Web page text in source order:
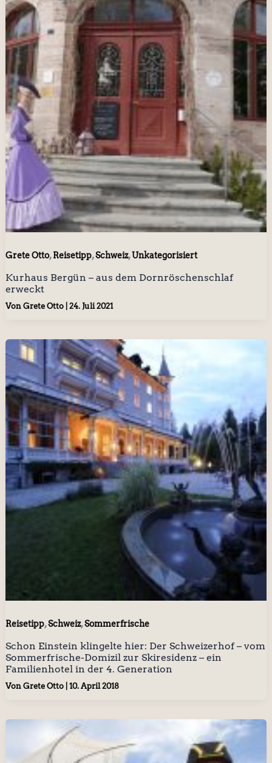
Grete Otto,Reisetipp,Schweiz,Unkategorisiert
Kurhaus Bergün – aus dem Dornröschenschlaf
erweckt
Von Grete Otto 24. Juli 2021
Reisetipp,Schweiz,Sommerfrische
Schon Einstein klingelte hier: Der Schweizerhof – vom
Sommerfrische-Domizil zur Skiresidenz – ein
Familienhotel in der 4. Generation
Von Grete Otto 10. April 2018